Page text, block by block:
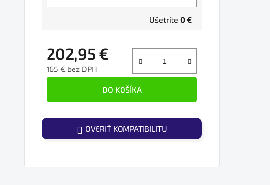
Ušetríte 0 €
202,95 €
165 € bez DPH
DO KOŠÍKA
OVERIŤ KOMPATIBILITU